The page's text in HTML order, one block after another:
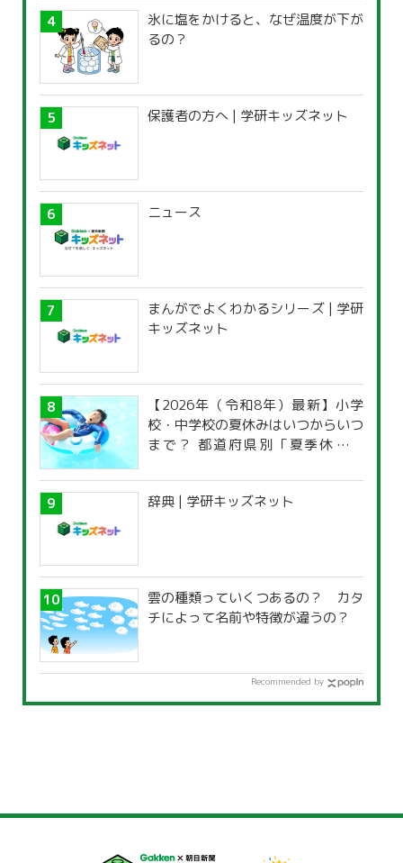
氷に塩をかけると、なぜ温度が下が
るの？
保護者の方へ | 学研キッズネット
ニュース
まんがでよくわかるシリーズ | 学研
キッズネット
【2026年（令和8年）最新】小学
校・中学校の夏休みはいつからいつ
まで？ 都道府県別「夏季休暇一
辞典 | 学研キッズネット
雲の種類っていくつあるの？ カタ
チによって名前や特徴が違うの？
Recommended by